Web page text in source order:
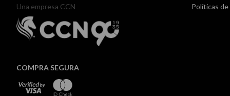
Una empresa CCN
COMPRA SEGURA
Políticas